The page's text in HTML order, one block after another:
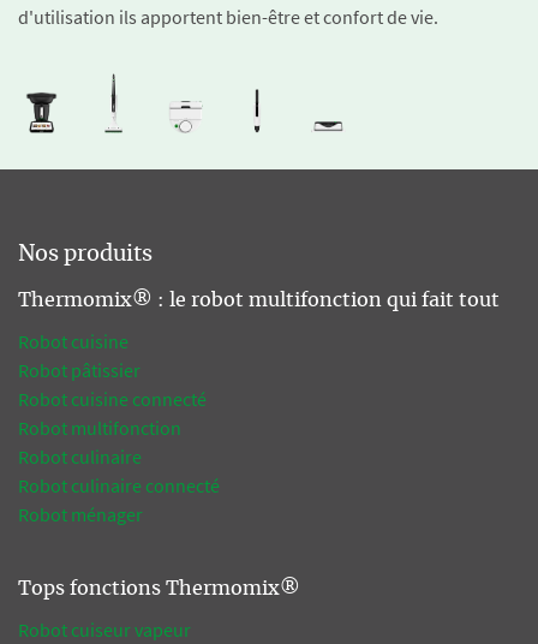
d'utilisation ils apportent bien-être et confort de vie.
Nos produits
Thermomix® : le robot multifonction qui fait tout
Robot cuisine
Robot pâtissier
Robot cuisine connecté
Robot multifonction
Robot culinaire
Robot culinaire connecté
Robot ménager
Tops fonctions Thermomix®
Robot cuiseur vapeur